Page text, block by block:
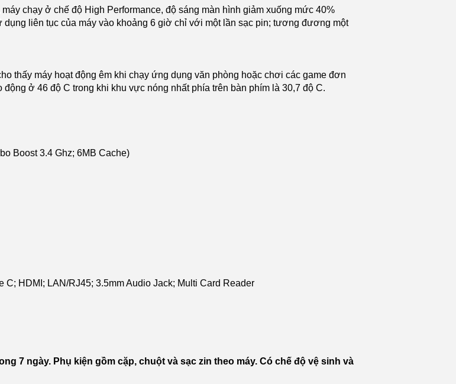
chạy ở chế độ High Performance, độ sáng màn hình giảm xuống mức 40%
liên tục của máy vào khoảng 6 giờ chỉ với một lần sạc pin; tương đương một
thấy máy hoạt động êm khi chạy ứng dụng văn phòng hoặc chơi các game đơn
ở 46 độ C trong khi khu vực nóng nhất phía trên bàn phím là 30,7 độ C.
Boost 3.4 Ghz; 6MB Cache)
HDMI; LAN/RJ45; 3.5mm Audio Jack; Multi Card Reader
7 ngày. Phụ kiện gồm cặp, chuột và sạc zin theo máy. Có chế độ vệ sinh và